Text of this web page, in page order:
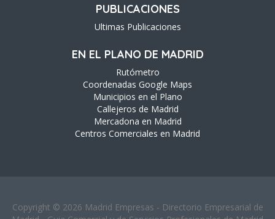
PUBLICACIONES
Ultimas Publicaciones
EN EL PLANO DE MADRID
Rutómetro
Coordenadas Google Maps
Municipios en el Plano
Callejeros de Madrid
Mercadona en Madrid
Centros Comerciales en Madrid
Copyright © 2026 Madrid Empresas - Directorio Empresarial de